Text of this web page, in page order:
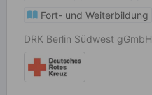
Fort- und Weiterbildung
DRK Berlin Südwest gGmbH